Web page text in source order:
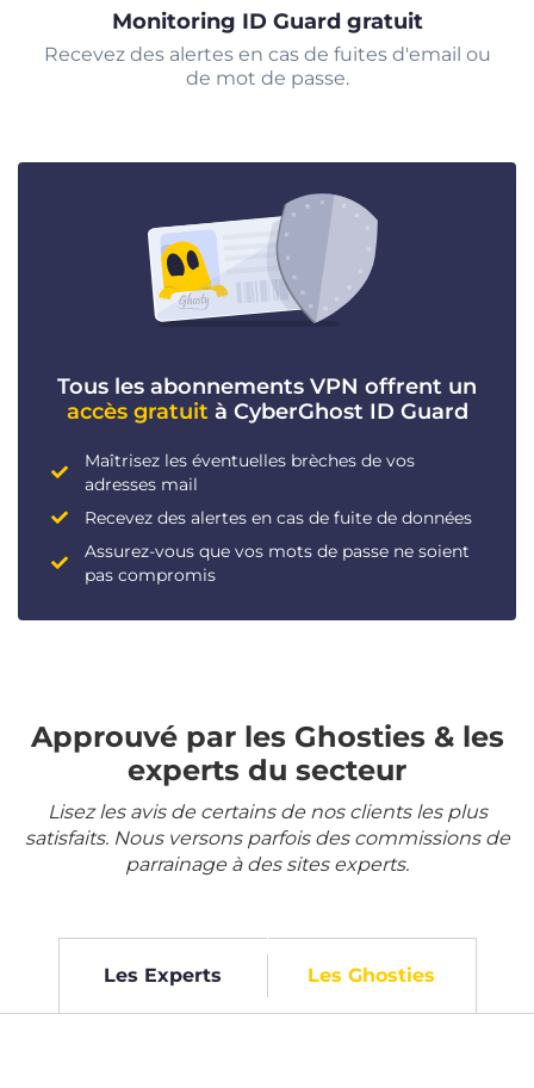
Monitoring ID Guard gratuit
Recevez des alertes en cas de fuites d'email ou
de mot de passe.
Tous les abonnements VPN offrent un
accès gratuit à CyberGhost ID Guard
Maîtrisez les éventuelles brèches de vos
adresses mail
Recevez des alertes en cas de fuite de données
Assurez-vous que vos mots de passe ne soient
pas compromis
Approuvé par les Ghosties & les
experts du secteur
Lisez les avis de certains de nos clients les plus
satisfaits. Nous versons parfois des commissions de
parrainage à des sites experts.
Les Experts Les Ghosties